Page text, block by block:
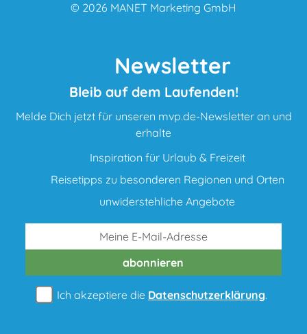
© 2026 MANET Marketing GmbH
Newsletter
Bleib auf dem Laufenden!
Melde Dich jetzt für unseren mvp.de-Newsletter an und
erhalte
Inspiration für Urlaub & Freizeit
Reisetipps zu besonderen Regionen und Orten
unwiderstehliche Angebote
abonnieren
Ich akzeptiere die Datenschutzerklärung.